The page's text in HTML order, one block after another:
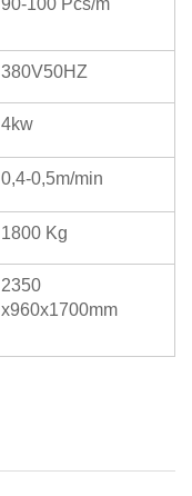
380V50HZ
4kw
0,4-0,5m/min
1800 Kg
2350
x960x1700mm